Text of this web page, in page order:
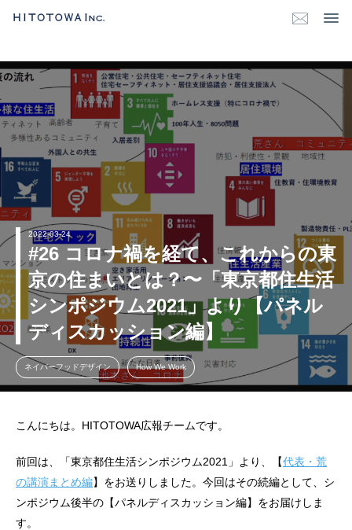
2022-03-24
#26 コロナ禍を経て、これからの東
京の住まいとは？〜「東京都住生活
シンポジウム2021」より【パネル
ディスカッション編】
ネイバーフッドデザイン How We Work
こんにちは。HITOTOWA広報チームです。
前回は、「東京都住生活シンポジウム2021」より、【代表・荒
の講演まとめ編】をお送りしました。今回はその続編として、シ
ンポジウム後半の【パネルディスカッション編】をお届けしま
す。